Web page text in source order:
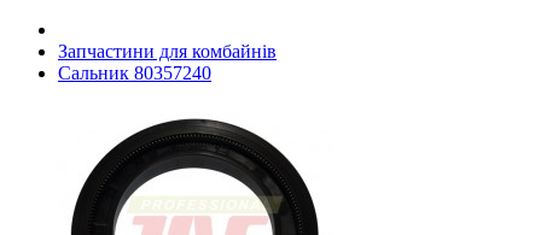
Запчастини для комбайнів
Сальник 80357240